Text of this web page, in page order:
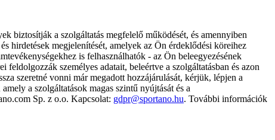
biztosítják a szolgáltatás megfelelő működését, és amennyiben
hirdetések megjelenítését, amelyek az Ön érdeklődési köreihez
is felhasználhatók - az Ön beleegyezésének
személyes adatait, beleértve a szolgáltatásban és azon
szeretné vonni már megadott hozzájárulását, kérjük, lépjen a
a szolgáltatások magas szintű nyújtását és a
Sp. z o.o. Kapcsolat: gdpr@sportano.hu. További információk